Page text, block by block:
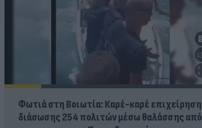
Φωτιά στη Βοιωτία: Καρέ-καρέ επιχείρηση
διάσωσης 254 πολιτών μέσω θαλάσσης από